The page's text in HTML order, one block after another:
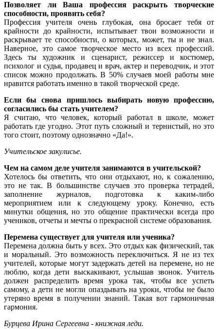
Позволяет ли Ваша профессия раскрыть творческие
способности, проявить себя?
Профессия учителя очень глубокая, она бросает тебя от
крайности до крайности, испытывает твои возможности и
раскрывает те способности, о которых, может, ты и не знал.
Наверное, это самое творческое место из всех профессий.
Здесь ты художник и сценарист, режиссер и костюмер,
психолог и судья, продавец и врач, актер и переводчик, и этот
список можно продолжать. В 50% случаев моей работы мне
нравится работать именно в такой творческой среде.
Если бы снова пришлось выбирать новую профессию,
согласились бы стать учителем?
Я считаю, что человек, который работал в школе, может
работать где угодно. Этот путь сложный и тернистый, но это
того стоит, поэтому однозначно «Да!».
Учительское закулисье.
Чем на самом деле учителя занимаются в учительской?
Хотелось бы ответить, что они отдыхают, но, к сожалению,
это не так. В большинстве случаев это проверка тетрадей,
заполнение журналов, подготовка к каким-либо
мероприятием или к следующему уроку. Конечно, есть
минутки общения, но это общение практически всегда про
учеников, отчеты и мечты о прекрасной системе образования.
Перемена существует для учителя или ученика?
Перемена должна быть у всех. Это отдых как физический, так
и моральный. Это возможность переключиться. Я не из тех
учителей, которые могут задержать детей на перемене, но не
люблю, когда дети выскакивают, услышав звонок. Учитель
должен распределить время урока так, чтобы все успеть
самому, а дети не могли опаздывать на уроки, чтобы не было
утеряно время в получении знаний. Такая вот гармоничная
гармония.
Бурцева Ирина Сергеевна - книжная леди.